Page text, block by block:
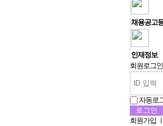
채용공고
인재정보
회원로그인
자동로
회원가입